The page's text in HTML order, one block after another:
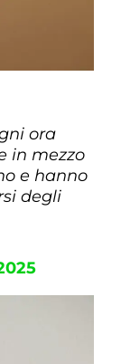
ora
in mezzo
e hanno
degli